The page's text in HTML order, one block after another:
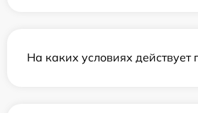
На каких условиях действует